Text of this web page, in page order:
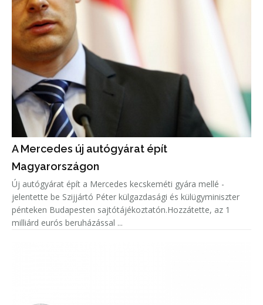
A Mercedes új autógyárat épít
Magyarországon
Új autógyárat épít a Mercedes kecskeméti gyára mellé -
jelentette be Szijjártó Péter külgazdasági és külügyminiszter
pénteken Budapesten sajtótájékoztatón.Hozzátette, az 1
milliárd eurós beruházással ...